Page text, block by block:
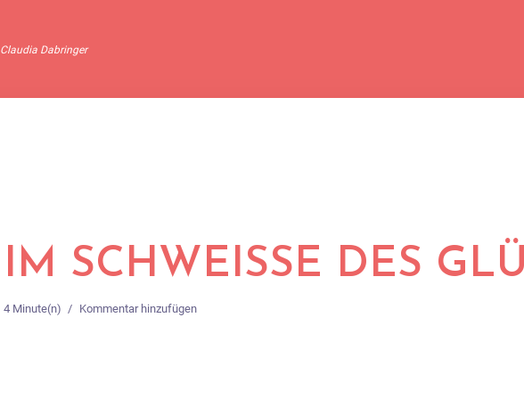
Claudia Dabringer
IM SCHWEISSE DES
4 Minute(n) Kommentar hinzufügen